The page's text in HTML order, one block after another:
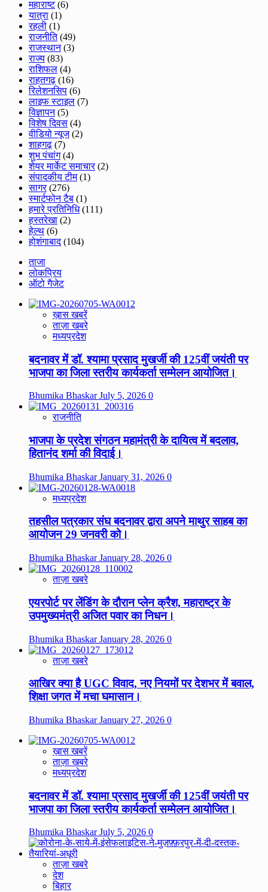
महाराष्ट(6)
यात्रा (1)
रहली (1)
राजनीति(49)
राजस्थान(3)
राज्य (83)
राशिफल (4)
राहतगढ़ (16)
रिलेशनसिप (6)
लाइफ स्टाइल (7)
विज्ञापन(5)
विशेष दिवस (4)
वीडियो न्यूज(2)
शाहगढ़ (7)
शुभ पंचांग(4)
शेयर मार्केट समाचार(2)
संपादकीय टीम(1)
सागर(276)
स्मार्टफोन टैब (1)
हमारे प्रतिनिधि(111)
हस्तरेखा (2)
हेल्थ (6)
होशंगाबाद(104)
ताजा
लोकप्रिय
ऑटो गैजेट
ख़ास खबरें
ताज़ा खबरे
मध्यप्रदेश
बदनावर में डॉ. श्यामा प्रसाद मुखर्जी की 125वीं जयंती पर
भाजपा का जिला स्तरीय कार्यकर्ता सम्मेलन आयोजित।
Bhumika BhaskarJuly 5, 2026 0
राजनीति
भाजपा के प्रदेश संगठन महामंत्री के दायित्व में बदलाव,
हितानंद शर्मा की विदाई।
Bhumika BhaskarJanuary 31, 2026 0
मध्यप्रदेश
तहसील पत्रकार संघ बदनावर द्वारा अपने माथुर साहब का
आयोजन 29 जनवरी को।
Bhumika BhaskarJanuary 28, 2026 0
ताज़ा खबरे
एयरपोर्ट पर लेंडिंग के दौरान प्लेन क्रैश, महाराष्ट्र के
उपमुख्यमंत्री अजित पवार का निधन।
Bhumika BhaskarJanuary 28, 2026 0
ताज़ा खबरे
आखिर क्या है UGC विवाद, नए नियमों पर देशभर में बवाल,
शिक्षा जगत में मचा घमासान।
Bhumika BhaskarJanuary 27, 2026 0
ख़ास खबरें
ताज़ा खबरे
मध्यप्रदेश
बदनावर में डॉ. श्यामा प्रसाद मुखर्जी की 125वीं जयंती पर
भाजपा का जिला स्तरीय कार्यकर्ता सम्मेलन आयोजित।
Bhumika BhaskarJuly 5, 2026 0
ताज़ा खबरे
देश
बिहार